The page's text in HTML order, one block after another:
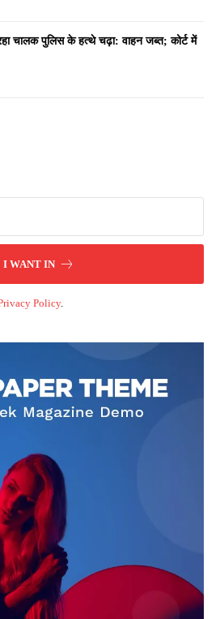
चालक पुलिस के हत्थे चढ़ा: वाहन जब्त; कोर्ट में
I WANT IN
Policy.